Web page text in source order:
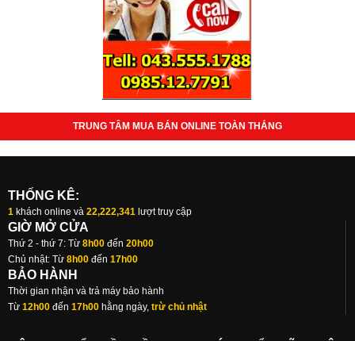
TRUNG TÂM MUA BÁN ONLINE TOÀN THẮNG
THỐNG KÊ:
1 khách online và 22,222,341 lượt truy cập
GIỜ MỞ CỬA
Thứ 2 - thứ 7: Từ 8h00 đến 20h00
Chủ nhật: Từ 8h00 đến 17h00
BẢO HÀNH
Thời gian nhận và trả máy bảo hành
Từ 12h00 đến 17h00 hằng ngày, trừ chủ nhật